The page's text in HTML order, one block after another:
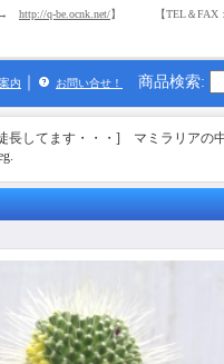
http://q-be.ocnk.net/】 【TEL＆FAX：
内 お問い合せ！ 商品検索:
長してます・・・] マミラリア